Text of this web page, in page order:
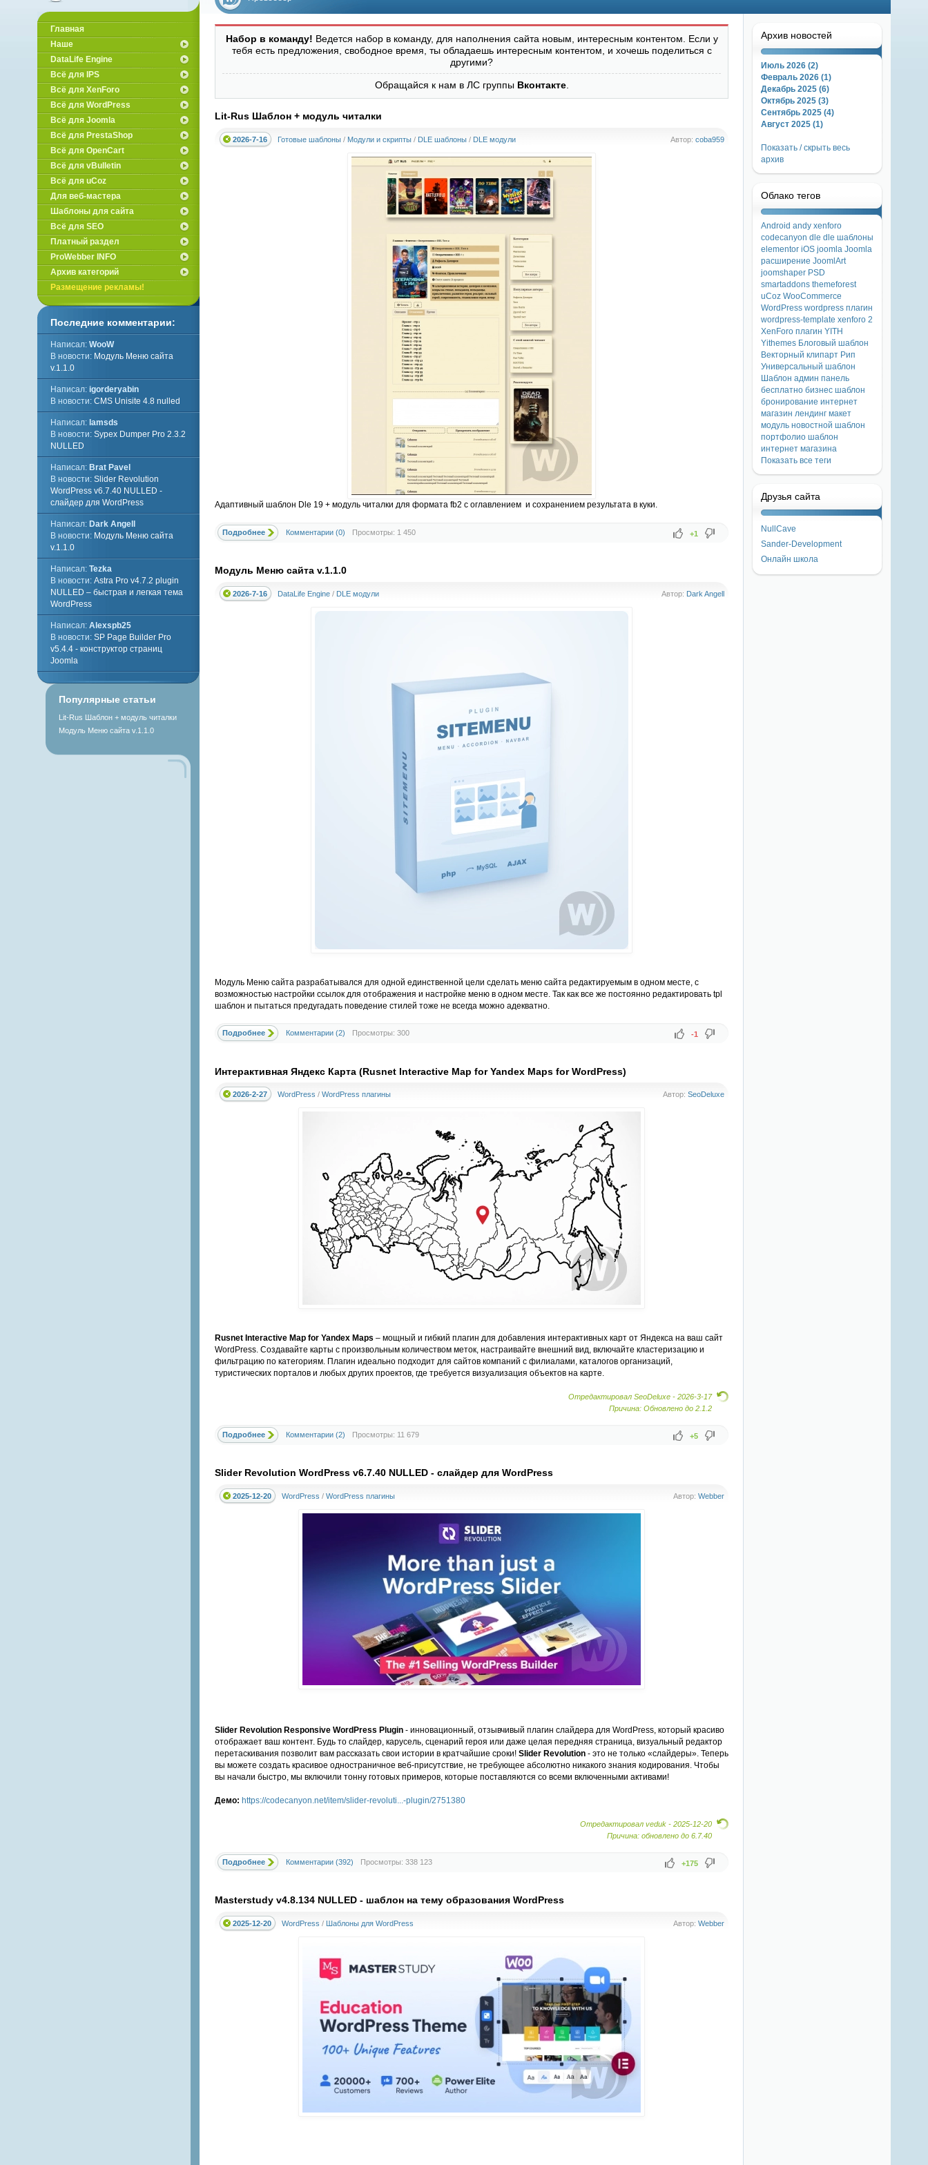
вебмастеров
Набор в команду! Ведется набор в команду, для наполнения сайта новым, интересным контентом. Если у
тебя есть предложения, свободное время, ты обладаешь интересным контентом, и хочешь поделиться с
другими?
Обращайся к нам в ЛС группы Вконтакте.
Lit-Rus Шаблон + модуль читалки
Автор:coba959
2026-7-16 Готовые шаблоны/ Модули и скрипты/ DLE шаблоны/ DLE модули
Адаптивный шаблон Dle 19 + модуль читалки для формата fb2 с оглавлением и сохранением результата в куки.
+1
Подробнее Комментарии (0) Просмотры: 1 450
Модуль Меню сайта v.1.1.0
Автор: Dark Angell
2026-7-16 DataLife Engine/ DLE модули
Модуль Меню сайта разрабатывался для одной единственной цели сделать меню сайта редактируемым в одном месте, с
возможностью настройки ссылок для отображения и настройке меню в одном месте. Так как все же постоянно редактировать tpl
шаблон и пытаться предугадать поведение стилей тоже не всегда можно адекватно.
-1
Подробнее Комментарии (2) Просмотры: 300
Интерактивная Яндекс Карта (Rusnet Interactive Map for Yandex Maps for WordPress)
Автор:SeoDeluxe
2026-2-27 WordPress / WordPress плагины
Rusnet Interactive Map for Yandex Maps – мощный и гибкий плагин для добавления интерактивных карт от Яндекса на ваш сайт
WordPress. Создавайте карты с произвольным количеством меток, настраивайте внешний вид, включайте кластеризацию и
фильтрацию по категориям. Плагин идеально подходит для сайтов компаний с филиалами, каталогов организаций,
туристических порталов и любых других проектов, где требуется визуализация объектов на карте.
Отредактировал SeoDeluxe -2026-3-17
Причина: Обновлено до 2.1.2
+5
Подробнее Комментарии (2) Просмотры: 11 679
Slider Revolution WordPress v6.7.40 NULLED - слайдер для WordPress
Автор:Webber
2025-12-20 WordPress / WordPress плагины
Slider Revolution Responsive WordPress Plugin- инновационный, отзывчивый плагин слайдера для WordPress, который красиво
отображает ваш контент. Будь то слайдер, карусель, сценарий героя или даже целая передняя страница, визуальный редактор
перетаскивания позволит вам рассказать свои истории в кратчайшие сроки! Slider Revolution- это не только «слайдеры». Теперь
вы можете создать красивое одностраничное веб-присутствие, не требующее абсолютно никакого знания кодирования. Чтобы
вы начали быстро, мы включили тонну готовых примеров, которые поставляются со всеми включенными активами!
Демо: https://codecanyon.net/item/slider-revoluti...-plugin/2751380
Отредактировал veduk -2025-12-20
Причина: обновлено до 6.7.40
+175
Подробнее Комментарии (392) Просмотры: 338 123
Masterstudy v4.8.134 NULLED - шаблон на тему образования WordPress
Автор:Webber
2025-12-20 WordPress / Шаблоны для WordPress
Архив новостей
Июль 2026 (2)
Февраль 2026 (1)
Декабрь 2025 (6)
Октябрь 2025 (3)
Сентябрь 2025 (4)
Август 2025 (1)
Показать / скрыть весь
архив
Облако тегов
Android andy xenforo
codecanyon dle dle шаблоны
elementor iOS joomla Joomla
расширение JoomlArt
joomshaper PSD
smartaddons themeforest
uCoz WooCommerce
WordPress wordpress плагин
wordpress-template xenforo 2
XenForo плагин YITH
Yithemes Блоговый шаблон
Векторный клипарт Рип
Универсальный шаблон
Шаблон админ панель
бесплатно бизнес шаблон
бронирование интернет
магазин лендинг макет
модуль новостной шаблон
портфолио шаблон
интернет магазина
Показать все теги
Друзья сайта
NullCave
Sander-Development
Онлайн школа
Главная
Наше
DataLife Engine
Всё для IPS
Всё для XenForo
Всё для WordPress
Всё для Joomla
Всё для PrestaShop
Всё для OpenCart
Всё для vBulletin
Всё для uCoz
Для веб-мастера
Шаблоны для сайта
Всё для SEO
Платный раздел
ProWebber INFO
Архив категорий
Размещение рекламы!
Последние комментарии:
Написал: WooW
В новости: Модуль Меню сайта
v.1.1.0
Написал: igorderyabin
В новости: CMS Unisite 4.8 nulled
Написал: lamsds
В новости: Sypex Dumper Pro 2.3.2
NULLED
Написал: Brat Pavel
В новости: Slider Revolution
WordPress v6.7.40 NULLED -
слайдер для WordPress
Написал: Dark Angell
В новости: Модуль Меню сайта
v.1.1.0
Написал: Tezka
В новости: Astra Pro v4.7.2 plugin
NULLED – быстрая и легкая тема
WordPress
Написал: Alexspb25
В новости: SP Page Builder Pro
v5.4.4 - конструктор страниц
Joomla
Популярные статьи
Lit-Rus Шаблон + модуль читалки
Модуль Меню сайта v.1.1.0